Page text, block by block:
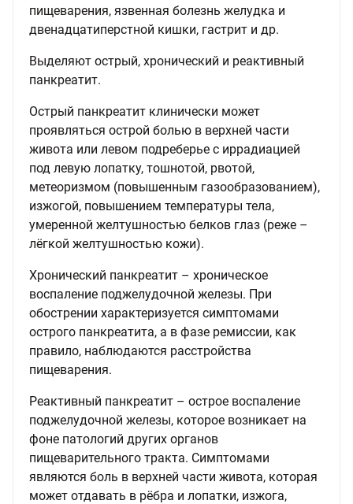
пищеварения, язвенная болезнь желудка и
двенадцатиперстной кишки, гастрит и др.
Выделяют острый, хронический и реактивный
панкреатит.
Острый панкреатит клинически может
проявляться острой болью в верхней части
живота или левом подреберье с иррадиацией
под левую лопатку, тошнотой, рвотой,
метеоризмом (повышенным газообразованием),
изжогой, повышением температуры тела,
умеренной желтушностью белков глаз (реже –
лёгкой желтушностью кожи).
Хронический панкреатит – хроническое
воспаление поджелудочной железы. При
обострении характеризуется симптомами
острого панкреатита, а в фазе ремиссии, как
правило, наблюдаются расстройства
пищеварения.
Реактивный панкреатит – острое воспаление
поджелудочной железы, которое возникает на
фоне патологий других органов
пищеварительного тракта. Симптомами
являются боль в верхней части живота, которая
может отдавать в рёбра и лопатки, изжога,